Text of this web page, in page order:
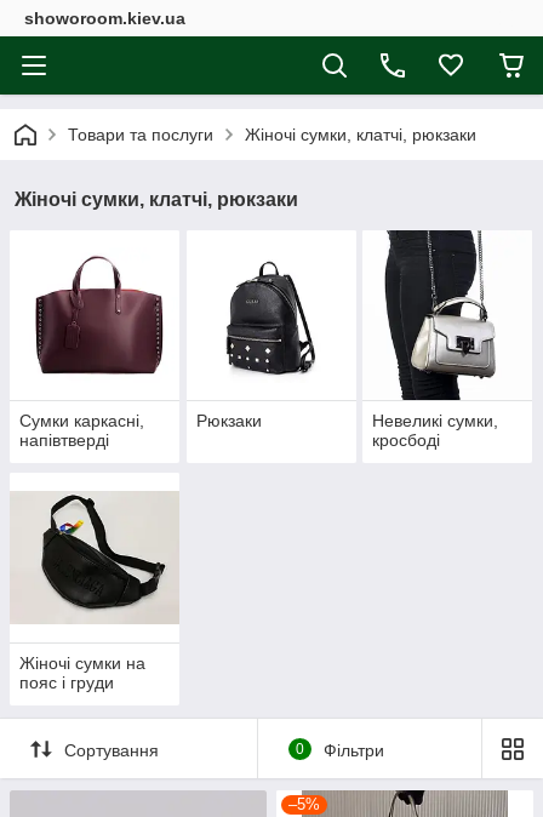
showoroom.kiev.ua
Товари та послуги Жіночі сумки, клатчі, рюкзаки
Жіночі сумки, клатчі, рюкзаки
Сумки каркасні,
напівтверді
Рюкзаки
Невеликі сумки,
кросбоді
Жіночі сумки на
пояс і груди
Сортування 0 Фільтри
–5%